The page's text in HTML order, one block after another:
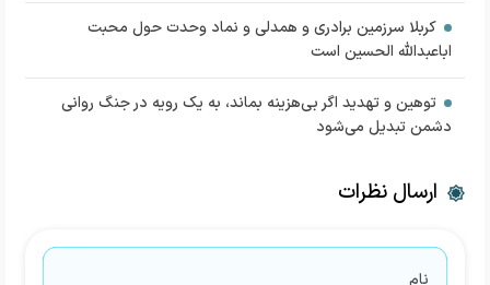
کربلا سرزمین برادری و همدلی و نماد وحدت حول محبت
اباعبدالله الحسین است
توهین و تهدید اگر بی‌هزینه بماند، به یک رویه در جنگ روانی
دشمن تبدیل می‌شود
ارسال نظرات